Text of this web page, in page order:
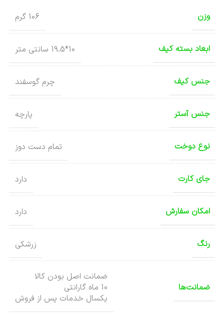
وزن 106 گرم
ابعاد بسته کیف 10*19.5 سانتی متر
جنس کیف چرم گوسفند
جنس آستر پارچه
نوع دوخت تمام دست دوز
جای کارت دارد
امکان سفارش دارد
رنگ زرشکی
ضمانت‌ها
ضمانت اصل بودن کالا
10 ماه گارانتی
یکسال خدمات پس از فروش